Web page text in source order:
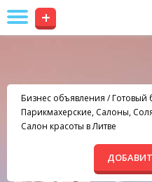
+
Бизнес объявления /Готовый
Парикмахерские, Салоны,
Салон красоты в Литве